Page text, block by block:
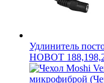
Удлинитель
HOBOT